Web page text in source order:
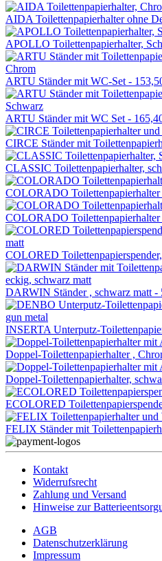
AIDA Toilettenpapierhalter ohne
APOLLO Toilettenpapierhalter,
ARTU Ständer mit WC-Set -
ARTU Ständer mit WC Set -
CIRCE Ständer mit
CLASSIC Toilettenpapierhalter,
COLORADO
COLORADO
COLORED
DARWIN Ständer , schwarz matt -
INSERTA Unterputz-
Doppel-Toilettenpapierhalter ,
Doppel-Toilettenpapierhalter,
ECOLORED
FELIX Ständer mit
Kontakt
Widerrufsrecht
Zahlung und Versand
Hinweise zur
AGB
Datenschutzerklärung
Impressum